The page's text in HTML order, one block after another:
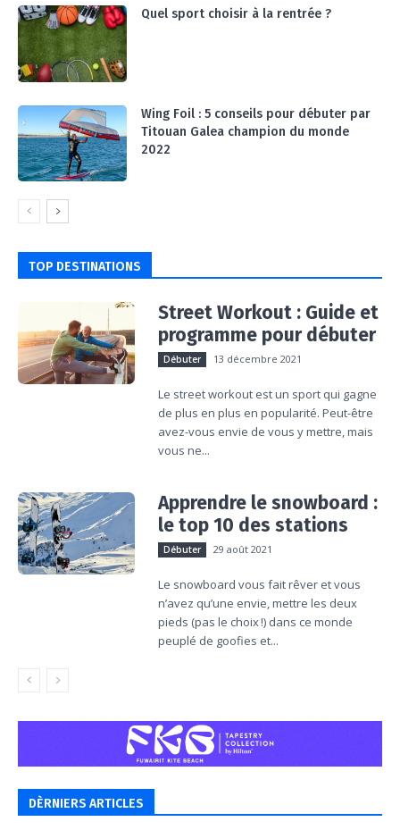
Quel sport choisir à la rentrée ?
Wing Foil : 5 conseils pour débuter par
Titouan Galea champion du monde
2022
TOP DESTINATIONS
Street Workout : Guide et
programme pour débuter
Débuter 13 décembre 2021
Le street workout est un sport qui gagne
de plus en plus en popularité. Peut-être
avez-vous envie de vous y mettre, mais
vous ne...
Apprendre le snowboard :
le top 10 des stations
Débuter 29 août 2021
Le snowboard vous fait rêver et vous
n’avez qu’une envie, mettre les deux
pieds (pas le choix !) dans ce monde
peuplé de goofies et...
DÈRNIERS ARTICLES